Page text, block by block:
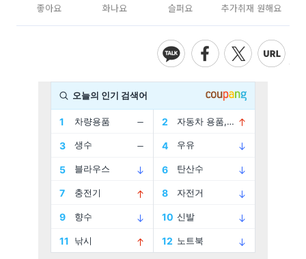
좋아요 화나요 슬퍼요 추가취재 원해요